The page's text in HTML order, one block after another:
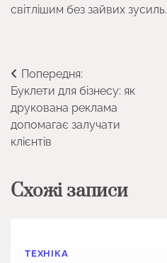
світлішим без зайвих зусиль.
Навігація
записів
Попередня:
Буклети для бізнесу: як
друкована реклама
допомагає залучати
клієнтів
Схожі записи
ТЕХНІКА